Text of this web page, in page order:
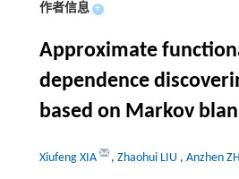
作者信息 +
Approximate
dependence
based on Markov
Xiufeng XIA , Zhaohui LIU , Anzhen